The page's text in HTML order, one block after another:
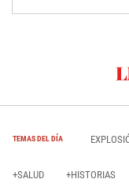
TEMAS DEL DÍA
+SALUD +HISTORIAS